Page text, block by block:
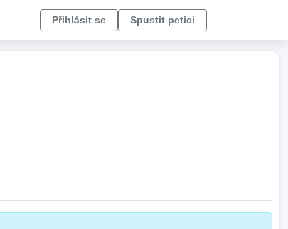
Přihlásit se Spustit petici